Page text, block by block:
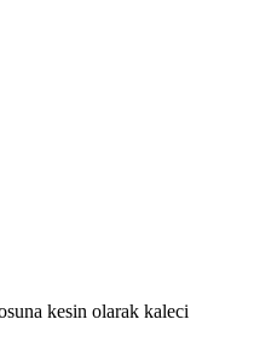
kesin olarak kaleci